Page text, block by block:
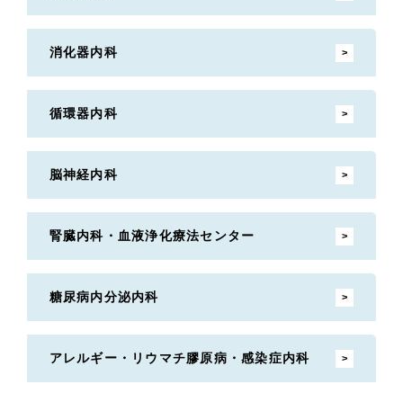
消化器内科
循環器内科
脳神経内科
腎臓内科・血液浄化療法センター
糖尿病内分泌内科
アレルギー・リウマチ膠原病・感染症内科